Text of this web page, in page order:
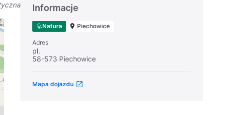
Certyfikaty POT
Marki Turystyczne
Restauracje Michelin
Informacje
Natura Piechowice
Adres
pl.
58-573 Piechowice
Mapa dojazdu